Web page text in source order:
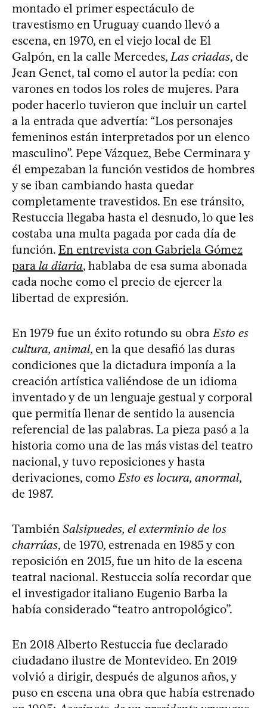
montado el primer espectáculo de
travestismo en Uruguay cuando llevó a
escena, en 1970, en el viejo local de El
Galpón, en la calle Mercedes, Las criadas, de
Jean Genet, tal como el autor la pedía: con
varones en todos los roles de mujeres. Para
poder hacerlo tuvieron que incluir un cartel
a la entrada que advertía: “Los personajes
femeninos están interpretados por un elenco
masculino”. Pepe Vázquez, Bebe Cerminara y
él empezaban la función vestidos de hombres
y se iban cambiando hasta quedar
completamente travestidos. En ese tránsito,
Restuccia llegaba hasta el desnudo, lo que les
costaba una multa pagada por cada día de
función. En entrevista con Gabriela Gómez
para la diaria, hablaba de esa suma abonada
cada noche como el precio de ejercer la
libertad de expresión.
En 1979 fue un éxito rotundo su obra Esto es
cultura, animal, en la que desafió las duras
condiciones que la dictadura imponía a la
creación artística valiéndose de un idioma
inventado y de un lenguaje gestual y corporal
que permitía llenar de sentido la ausencia
referencial de las palabras. La pieza pasó a la
historia como una de las más vistas del teatro
nacional, y tuvo reposiciones y hasta
derivaciones, como Esto es locura, anormal,
de 1987.
También Salsipuedes, el exterminio de los
charrúas, de 1970, estrenada en 1985 y con
reposición en 2015, fue un hito de la escena
teatral nacional. Restuccia solía recordar que
el investigador italiano Eugenio Barba la
había considerado “teatro antropológico”.
En 2018 Alberto Restuccia fue declarado
ciudadano ilustre de Montevideo. En 2019
volvió a dirigir, después de algunos años, y
puso en escena una obra que había estrenado